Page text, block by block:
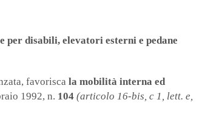
per disabili, elevatori esterni e pedane
favorisca la mobilità interna ed
1992, n. 104 (articolo 16-bis, c 1, lett. e,